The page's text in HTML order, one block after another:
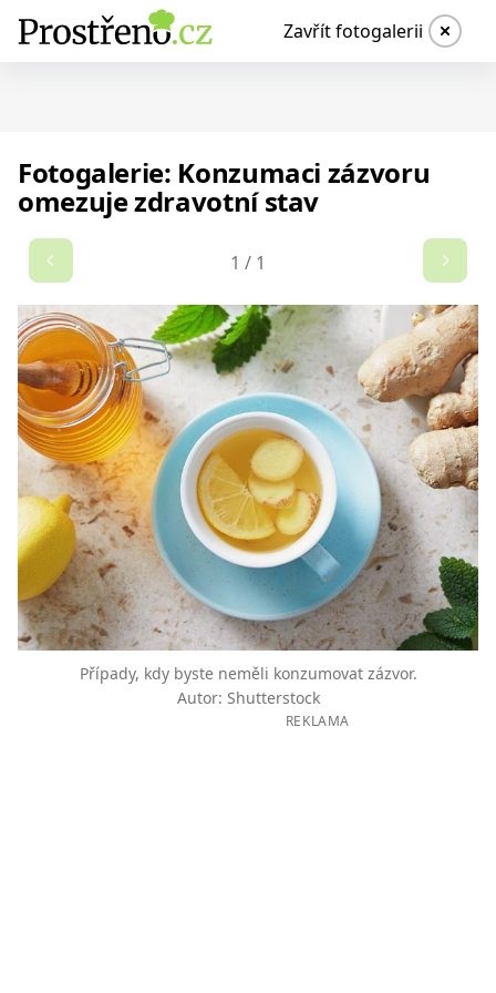
Zavřít fotogalerii
Fotogalerie: Konzumaci zázvoru
omezuje zdravotní stav
1 / 1
Případy, kdy byste neměli konzumovat zázvor.
Autor: Shutterstock
REKLAMA